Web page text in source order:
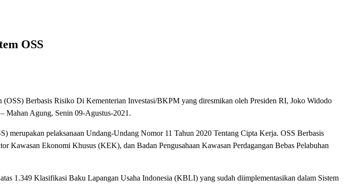
OSS
Berbasis Risiko Di Kementerian Investasi/BKPM yang diresmikan oleh Presiden RI, Joko Widodo
Mahan Agung, Senin 09-Agustus-2021.
merupakan pelaksanaan Undang-Undang Nomor 11 Tahun 2020 Tentang Cipta Kerja. OSS Berbasis
Ekonomi Khusus (KEK), dan Badan Pengusahaan Kawasan Perdagangan Bebas Pelabuhan
1.349 Klasifikasi Baku Lapangan Usaha Indonesia (KBLI) yang sudah diimplementasikan dalam Sistem